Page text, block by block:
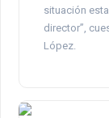
situación
director”,
López.